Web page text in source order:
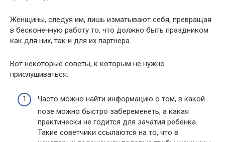
Женщины, следуя им, лишь изматывают себя, превращая
в бесконечную работу то, что должно быть праздником
как для них, так и для их партнера.
Вот некоторые советы, к которым не нужно
прислушиваться:
Часто можно найти информацию о том, в какой
позе можно быстро забеременеть, а какая
практически не годится для зачатия ребенка.
Такие советчики ссылаются на то, что в